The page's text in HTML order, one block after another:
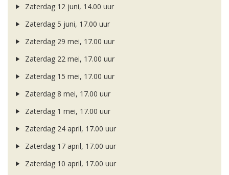
Zaterdag 12 juni, 14.00 uur
Zaterdag 5 juni, 17.00 uur
Zaterdag 29 mei, 17.00 uur
Zaterdag 22 mei, 17.00 uur
Zaterdag 15 mei, 17.00 uur
Zaterdag 8 mei, 17.00 uur
Zaterdag 1 mei, 17.00 uur
Zaterdag 24 april, 17.00 uur
Zaterdag 17 april, 17.00 uur
Zaterdag 10 april, 17.00 uur